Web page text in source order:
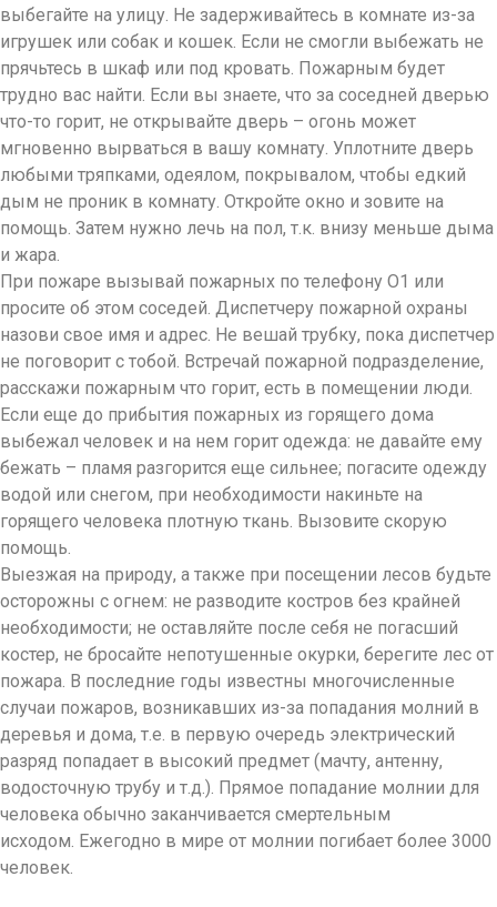
выбегайте на улицу. Не задерживайтесь в комнате из-за
игрушек или собак и кошек. Если не смогли выбежать не
прячьтесь в шкаф или под кровать. Пожарным будет
трудно вас найти. Если вы знаете, что за соседней дверью
что-то горит, не открывайте дверь – огонь может
мгновенно вырваться в вашу комнату. Уплотните дверь
любыми тряпками, одеялом, покрывалом, чтобы едкий
дым не проник в комнату. Откройте окно и зовите на
помощь. Затем нужно лечь на пол, т.к. внизу меньше дыма
и жара.
При пожаре вызывай пожарных по телефону О1 или
просите об этом соседей. Диспетчеру пожарной охраны
назови свое имя и адрес. Не вешай трубку, пока диспетчер
не поговорит с тобой. Встречай пожарной подразделение,
расскажи пожарным что горит, есть в помещении люди.
Если еще до прибытия пожарных из горящего дома
выбежал человек и на нем горит одежда: не давайте ему
бежать – пламя разгорится еще сильнее; погасите одежду
водой или снегом, при необходимости накиньте на
горящего человека плотную ткань. Вызовите скорую
помощь.
Выезжая на природу, а также при посещении лесов будьте
осторожны с огнем: не разводите костров без крайней
необходимости; не оставляйте после себя не погасший
костер, не бросайте непотушенные окурки, берегите лес от
пожара. В последние годы известны многочисленные
случаи пожаров, возникавших из-за попадания молний в
деревья и дома, т.е. в первую очередь электрический
разряд попадает в высокий предмет (мачту, антенну,
водосточную трубу и т.д.). Прямое попадание молнии для
человека обычно заканчивается смертельным
исходом. Ежегодно в мире от молнии погибает более 3000
человек.